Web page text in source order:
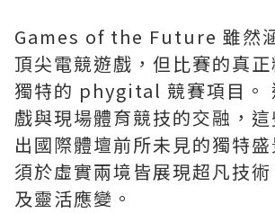
Games of the Future 雖然
頂尖電競遊戲，但比賽的真
獨特的 phygital 競賽項目。
戲與現場體育競技的交融，
出國際體壇前所未見的獨特
須於虛實兩境皆展現超凡技
及靈活應變。